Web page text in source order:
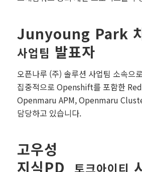
Junyoung Park
사업팀 발표자
오픈나루 (주) 솔루션 사업팀 소속으
집중적으로 Openshift를 포함한
Openmaru APM, Openmaru
담당하고 있습니다.
고우성
지식PD
토크아이티